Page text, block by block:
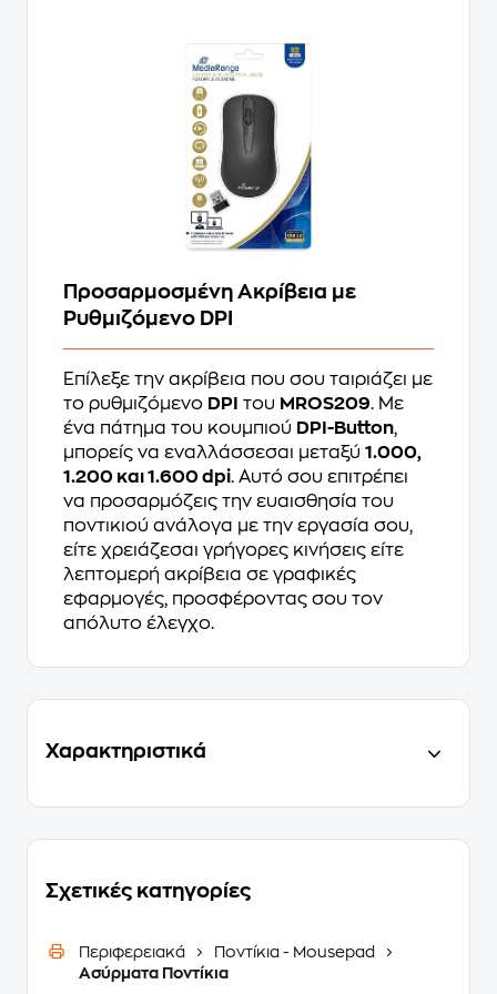
Προσαρμοσμένη Ακρίβεια με
Ρυθμιζόμενο DPI
Επίλεξε την ακρίβεια που σου ταιριάζει με
το ρυθμιζόμενο DPI του MROS209. Με
ένα πάτημα του κουμπιού DPI-Button,
μπορείς να εναλλάσσεσαι μεταξύ 1.000,
1.200 και 1.600 dpi. Αυτό σου επιτρέπει
να προσαρμόζεις την ευαισθησία του
ποντικιού ανάλογα με την εργασία σου,
είτε χρειάζεσαι γρήγορες κινήσεις είτε
λεπτομερή ακρίβεια σε γραφικές
εφαρμογές, προσφέροντας σου τον
απόλυτο έλεγχο.
Χαρακτηριστικά
Σχετικές κατηγορίες
Περιφερειακά
Ποντίκια - Mousepad
Ασύρματα Ποντίκια